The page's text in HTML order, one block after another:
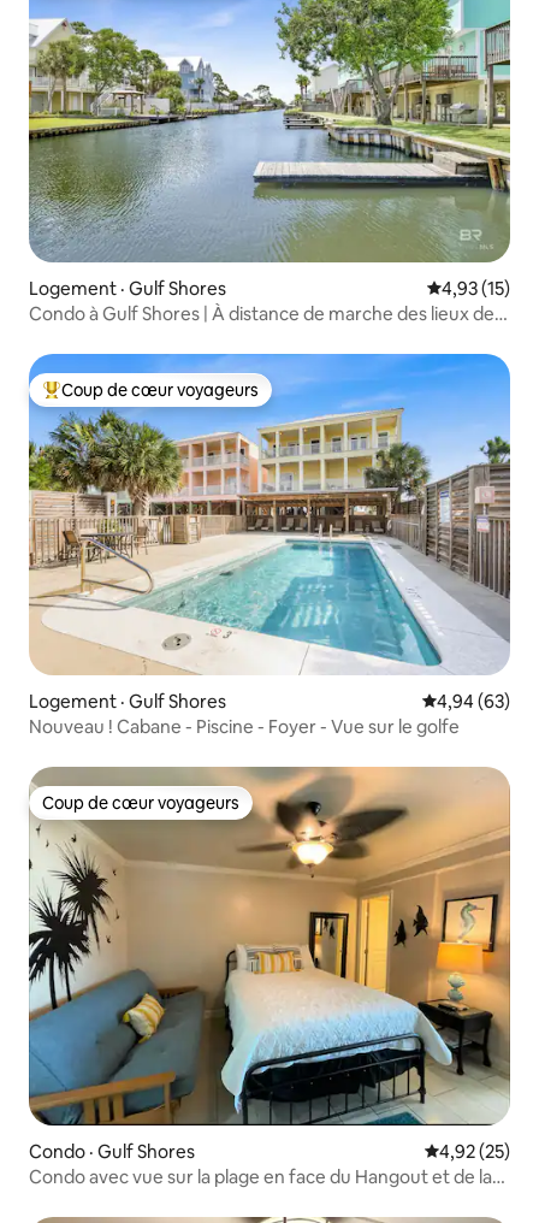
Logement · Gulf Shores Note
4,93 (15)
Condo à Gulf Shores | À distance de marche des lieux de
Coup de cœur voyageurs parmi les plus aimés
Coup de cœur voyageurs
Logement · Gulf Shores Note
4,94 (63)
Nouveau ! Cabane - Piscine - Foyer - Vue sur le golfe
Coup de cœur voyageurs
Coup de cœur voyageurs
Condo · Gulf Shores Note
4,92 (25)
Condo avec vue sur la plage en face du Hangout et de la